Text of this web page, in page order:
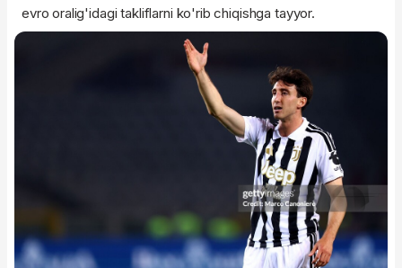
evro oralig'idagi takliflarni ko'rib chiqishga tayyor.